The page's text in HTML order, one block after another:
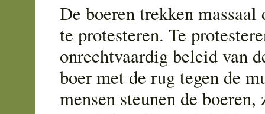
De boeren trekken massaal
te protesteren. Te
onrechtvaardig beleid van
boer met de rug tegen de
mensen steunen de